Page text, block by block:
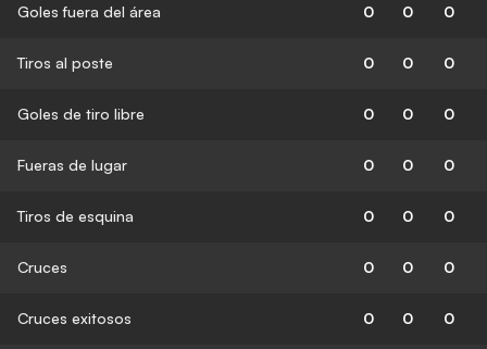
Goles fuera del área 0 0 0
Tiros al poste 0 0 0
Goles de tiro libre 0 0 0
Fueras de lugar 0 0 0
Tiros de esquina 0 0 0
Cruces 0 0 0
Cruces exitosos 0 0 0